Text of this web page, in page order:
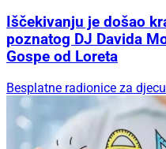
Iščekivanju je došao
poznatog DJ Davida
Gospe od Loreta
Besplatne radionice za djecu